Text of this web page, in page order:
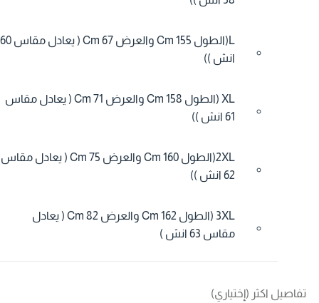
L(الطول 155 Cm والعرض 67 Cm ( يعادل مقاس 60
انش ))
XL (الطول 158 Cm والعرض 71 Cm ( يعادل مقاس
2XL(الطول 160 Cm والعرض 75 Cm ( يعادل مقاس
3XL (الطول 162 Cm والعرض 82 Cm ( يعادل
مقاس 63 انش )
اكثر (إختياري)